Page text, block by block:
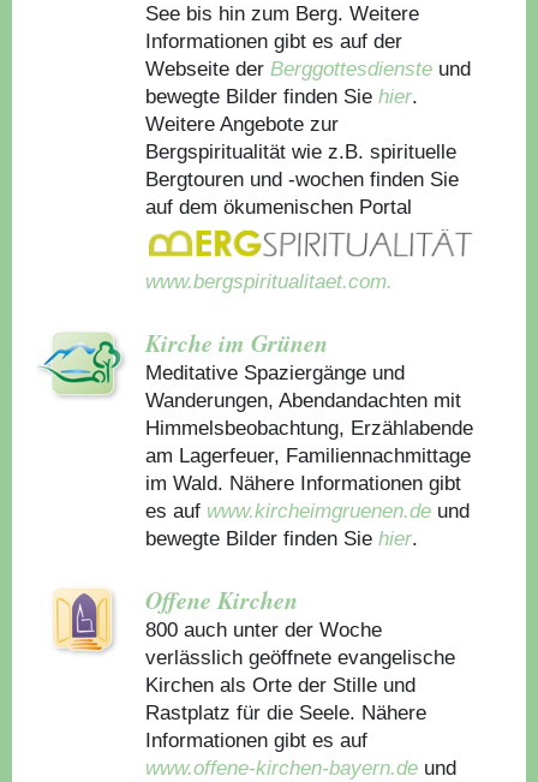
See bis hin zum Berg. Weitere
Informationen gibt es auf der
Webseite derBerggottesdienste und
bewegte Bilder finden Sie hier.
Weitere Angebote zur
Bergspiritualität wie z.B. spirituelle
Bergtouren und -wochen finden Sie
auf dem ökumenischen Portal
www.bergspiritualitaet.com.
Kirche im Grünen
Meditative Spaziergänge und
Wanderungen, Abendandachten mit
Himmelsbeobachtung, Erzählabende
am Lagerfeuer, Familiennachmittage
im Wald. Nähere Informationen gibt
es auf www.kircheimgruenen.de und
bewegte Bilder finden Sie hier.
Offene Kirchen
800 auch unter der Woche
verlässlich geöffnete evangelische
Kirchen als Orte der Stille und
Rastplatz für die Seele. Nähere
Informationen gibt es auf
www.offene-kirchen-bayern.de und